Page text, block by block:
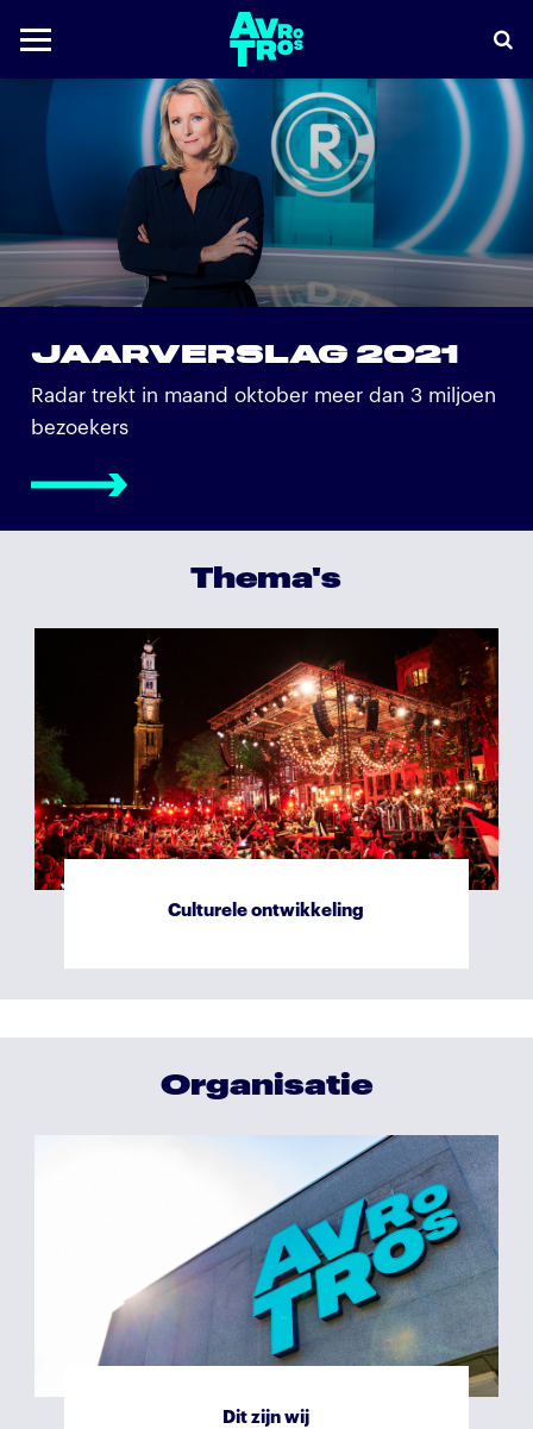
JAARVERSLAG 2021
Radar trekt in maand oktober meer dan 3 miljoen
bezoekers
Thema's
Culturele ontwikkeling
Gezamenlijke beleving
Organisatie
Dit zijn wij